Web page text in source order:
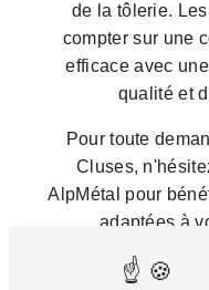
de la tôlerie.
compter sur une
efficace avec
qualité et
Pour toute
Cluses,
AlpMétal pour
adaptées à